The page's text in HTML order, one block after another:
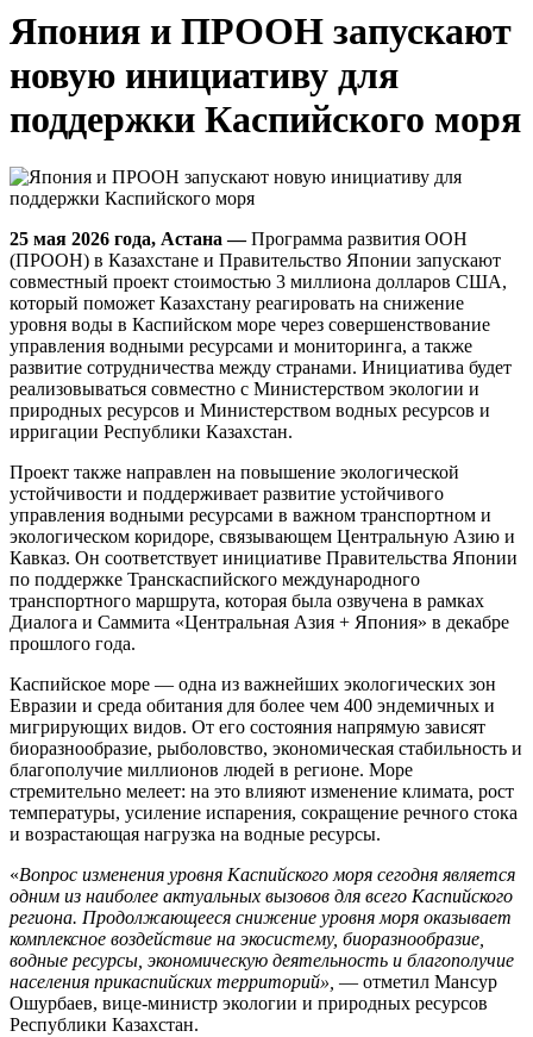
Япония и ПРООН запускают
новую инициативу для
поддержки Каспийского моря
25 мая 2026 года, Астана —Программа развития ООН
(ПРООН) в Казахстане и Правительство Японии запускают
совместный проект стоимостью 3 миллиона долларов США,
который поможет Казахстану реагировать на снижение
уровня воды в Каспийском море через совершенствование
управления водными ресурсами и мониторинга, а также
развитие сотрудничества между странами. Инициатива будет
реализовываться совместно с Министерством экологии и
природных ресурсов и Министерством водных ресурсов и
ирригации Республики Казахстан.
Проект также направлен на повышение экологической
устойчивости и поддерживает развитие устойчивого
управления водными ресурсами в важном транспортном и
экологическом коридоре, связывающем Центральную Азию и
Кавказ. Он соответствует инициативе Правительства Японии
по поддержке Транскаспийского международного
транспортного маршрута, которая была озвучена в рамках
Диалога и Саммита «Центральная Азия + Япония» в декабре
прошлого года.
Каспийское море — одна из важнейших экологических зон
Евразии и среда обитания для более чем 400 эндемичных и
мигрирующих видов. От его состояния напрямую зависят
биоразнообразие, рыболовство, экономическая стабильность и
благополучие миллионов людей в регионе. Море
стремительно мелеет: на это влияют изменение климата, рост
температуры, усиление испарения, сокращение речного стока
и возрастающая нагрузка на водные ресурсы.
«Вопрос изменения уровня Каспийского моря сегодня является
одним из наиболее актуальных вызовов для всего Каспийского
региона. Продолжающееся снижение уровня моря оказывает
комплексное воздействие на экосистему, биоразнообразие,
водные ресурсы, экономическую деятельность и благополучие
населения прикаспийских территорий», — отметил Мансур
Ошурбаев, вице-министр экологии и природных ресурсов
Республики Казахстан.